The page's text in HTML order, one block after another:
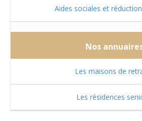
Aides sociales et
Nos
Les maisons de
Les résidences